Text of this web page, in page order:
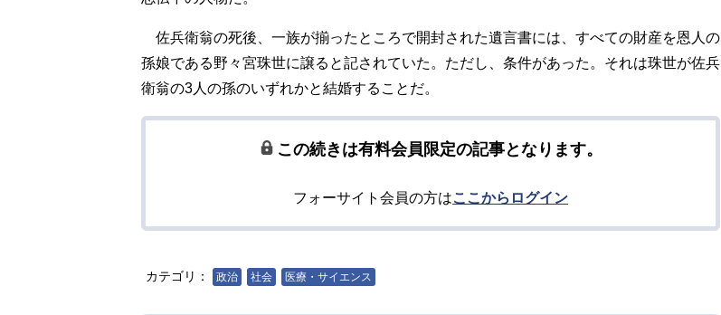
佐兵衛翁の死後、一族が揃ったところで開封された遺言書には、すべての財産を恩人の
孫娘である野々宮珠世に譲ると記されていた。ただし、条件があった。それは珠世が佐兵
衛翁の3人の孫のいずれかと結婚することだ。
この続きは有料会員限定の記事となります。
フォーサイト会員の方はここからログイン
カテゴリ： 政治 社会 医療・サイエンス